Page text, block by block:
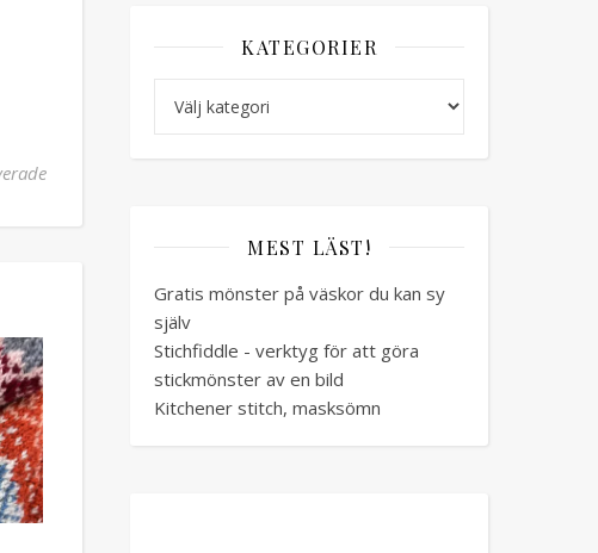
för Choklad och karamell
KATEGORIER
MEST LÄST!
Gratis mönster på väskor du kan sy
själv
Stichfiddle - verktyg för att göra
stickmönster av en bild
Kitchener stitch, masksömn